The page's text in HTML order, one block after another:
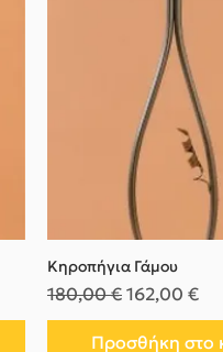
Κηροπήγια Γάμου
Κανονική τιμή
180,00 € Τιμή
162,00 €
Προσθήκη στο